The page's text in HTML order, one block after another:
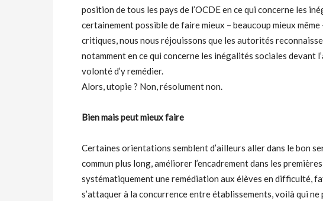
position de tous les pays de l’OCDE en ce qui concerne les
certainement possible de faire mieux – beaucoup mieux
critiques, nous nous réjouissons que les autorités
notamment en ce qui concerne les inégalités sociales devant
volonté d’y remédier.
Alors, utopie ? Non, résolument non.
Bien mais peut mieux faire
Certaines orientations semblent d’ailleurs aller dans le bon
commun plus long, améliorer l’encadrement dans les
systématiquement une remédiation aux élèves en difficulté,
s’attaquer à la concurrence entre établissements, voilà qui ne